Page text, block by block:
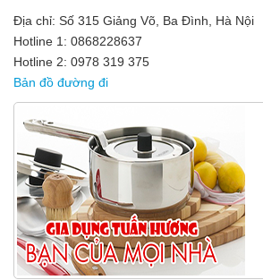
Địa chỉ: Số 315 Giảng Võ, Ba Đình, Hà Nội
Hotline 1: 0868228637
Hotline 2: 0978 319 375
Bản đồ đường đi